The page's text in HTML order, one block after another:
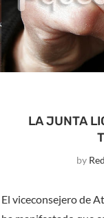
LA JUNTA
by
El viceconsejero de